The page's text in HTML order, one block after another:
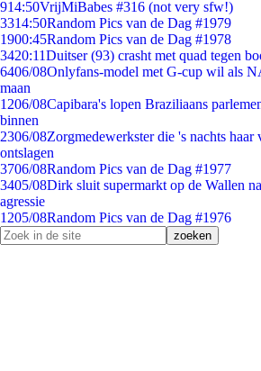
914:50VrijMiBabes #316 (not very sfw!)
3314:50Random Pics van de Dag #1979
1900:45Random Pics van de Dag #1978
3420:11Duitser (93) crasht met quad tegen
6406/08Onlyfans-model met G-cup wil als
maan
1206/08Capibara's lopen Braziliaans
binnen
2306/08Zorgmedewerkster die 's nachts haar
ontslagen
3706/08Random Pics van de Dag #1977
3405/08Dirk sluit supermarkt op de Wallen
agressie
1205/08Random Pics van de Dag #1976